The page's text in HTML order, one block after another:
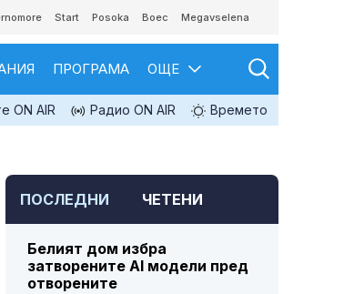
Start Posoka Boec Megavselena
ПРОГРАМА ОЩЕ
ON AIR Радио ON AIR Времето
ПОСЛЕДНИ ЧЕТЕНИ
Белият дом избра
затворените AI модели пред
отворените